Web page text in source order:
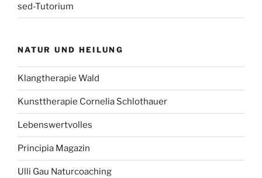
sed-Tutorium
NATUR UND HEILUNG
Klangtherapie Wald
Kunsttherapie Cornelia Schlothauer
Lebenswertvolles
Principia Magazin
Ulli Gau Naturcoaching